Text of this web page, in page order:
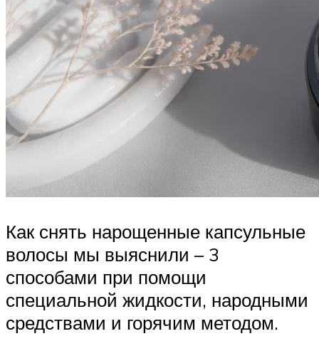
Как снять нарощенные капсульные
волосы мы выяснили – 3
способами при помощи
специальной жидкости, народными
средствами и горячим методом.